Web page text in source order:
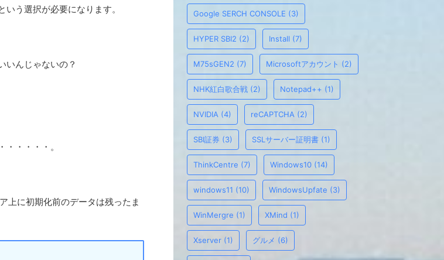
う選択が必要になります。
いんじゃないの？
・・・・。
上に初期化前のデータは残ったま
Google SERCH CONSOLE (3)
HYPER SBI2 (2) Install (7)
M75sGEN2 (7) Microsoftアカウント (2)
NHK紅白歌合戦 (2) Notepad++ (1)
NVIDIA (4) reCAPTCHA (2)
SBI証券 (3) SSLサーバー証明書 (1)
ThinkCentre (7) Windows10 (14)
windows11 (10) WindowsUpfate (3)
WinMergre (1) XMind (1)
Xserver (1) グルメ (6)